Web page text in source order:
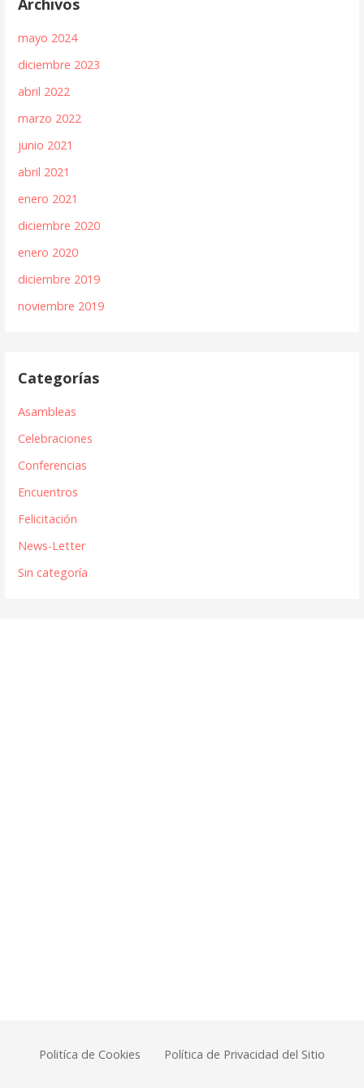
mayo 2024
diciembre 2023
abril 2022
marzo 2022
junio 2021
abril 2021
enero 2021
diciembre 2020
enero 2020
diciembre 2019
noviembre 2019
Categorías
Asambleas
Celebraciones
Conferencias
Encuentros
Felicitación
News-Letter
Sin categoría
Politíca de Cookies Política de Privacidad del Sitio